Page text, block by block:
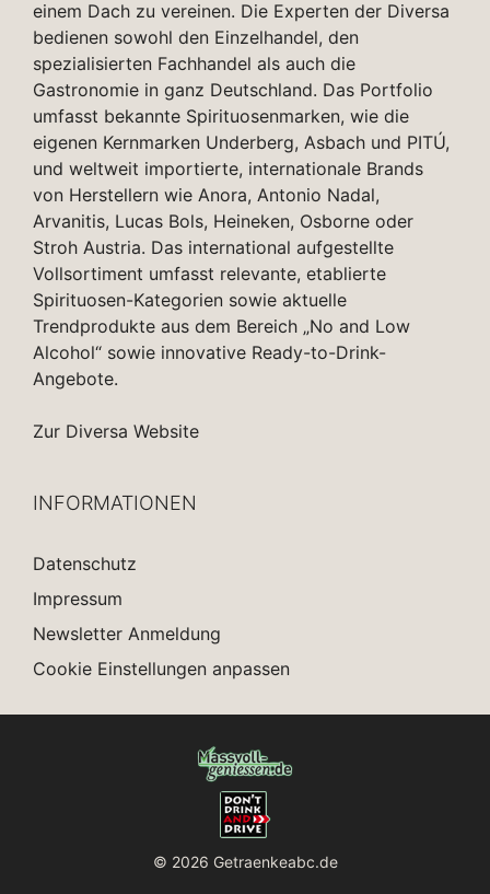
einem Dach zu vereinen. Die Experten der Diversa
bedienen sowohl den Einzelhandel, den
spezialisierten Fachhandel als auch die
Gastronomie in ganz Deutschland. Das Portfolio
umfasst bekannte Spirituosenmarken, wie die
eigenen Kernmarken Underberg, Asbach und PITÚ,
und weltweit importierte, internationale Brands
von Herstellern wie Anora, Antonio Nadal,
Arvanitis, Lucas Bols, Heineken, Osborne oder
Stroh Austria. Das international aufgestellte
Vollsortiment umfasst relevante, etablierte
Spirituosen-Kategorien sowie aktuelle
Trendprodukte aus dem Bereich „No and Low
Alcohol“ sowie innovative Ready-to-Drink-
Angebote.
Zur Diversa Website
INFORMATIONEN
Datenschutz
Impressum
Newsletter Anmeldung
Cookie Einstellungen anpassen
© 2026 Getraenkeabc.de